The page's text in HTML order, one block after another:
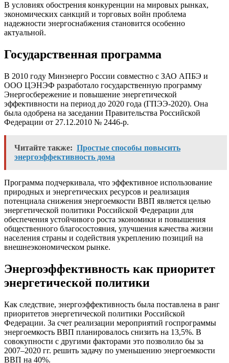
В условиях обострения конкуренции на мировых рынках,
экономических санкций и торговых войн проблема
надежности энергоснабжения становится особенно
актуальной.
Государственная программа
В 2010 году Минэнерго России совместно с ЗАО АПБЭ и
ООО ЦЭНЭФ разработало государственную программу
Энергосбережение и повышение энергетической
эффективности на период до 2020 года (ГПЭЭ‑2020). Она
была одобрена на заседании Правительства Российской
Федерации от 27.12.2010 № 2446-р.
Читайте также: Простые способы повысить
энергоэффективность дома
Программа подчеркивала, что эффективное использование
природных и энергетических ресурсов и реализация
потенциала снижения энергоемкости ВВП является целью
энергетической политики Российской Федерации для
обеспечения устойчивого роста экономики и повышения
общественного благосостояния, улучшения качества жизни
населения страны и содействия укреплению позиций на
внешнеэкономическом рынке.
Энергоэффективность как приоритет
энергетической политики
Как следствие, энергоэффективность была поставлена в ранг
приоритетов энергетической политики Российской
Федерации. За счет реализации мероприятий госпрограммы
энергоемкость ВВП планировалось снизить на 13,5%. В
совокупности с другими факторами это позволило бы за
2007–2020 гг. решить задачу по уменьшению энергоемкости
ВВП на 40%.